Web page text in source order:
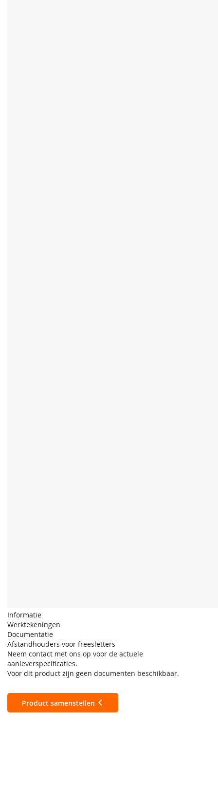
Informatie
Werktekeningen
Documentatie
Afstandhouders voor freesletters
Neem contact met ons op voor de actuele
aanleverspecificaties.
Voor dit product zijn geen documenten beschikbaar.
Product samenstellen